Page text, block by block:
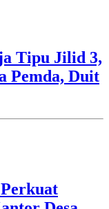
Tipu Jilid 3,
Pemda, Duit